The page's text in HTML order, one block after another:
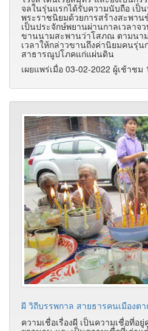
จลในรุ่นแรกได้รับความนับถือ เ
พระราชนิยมด้วยการสร้างสะพาน
เป็นประจักษ์พยานผ่านกาลเวลาจ
ขานนามสะพานว่าโสภณ ตามนา
เวลาให้กล่าวขานถึงค่านิยมคนรุ่
สาธารณูปโภคแก่แผ่นดิน
เผยแพร่เมื่อ 03-02-2022 ผู้เช้าชม
ผี วิถีบรรพกาล สายธารคนเมืองตา
ความเชื่อเรื่องผี เป็นความเชื่อที่อ